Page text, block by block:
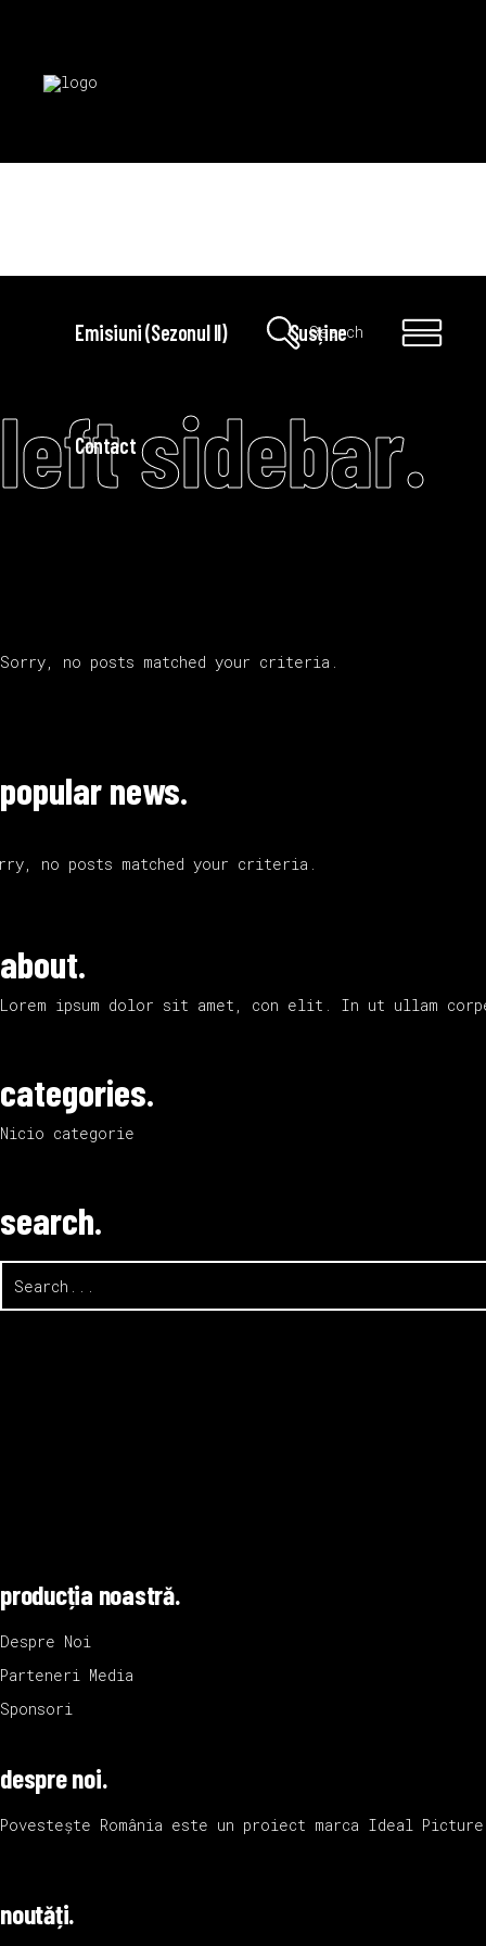
Emisiuni (Sezonul II) Susține
Contact
Search
left sidebar.
Sorry, no posts matched your criteria.
popular news.
no posts matched your criteria.
about.
Lorem ipsum dolor sit amet, con elit. In ut ullam
categories.
Nicio categorie
search.
for:
producția noastră.
Despre Noi
Parteneri Media
Sponsori
despre noi.
Povestește România este un proiect marca Ideal
noutăți.